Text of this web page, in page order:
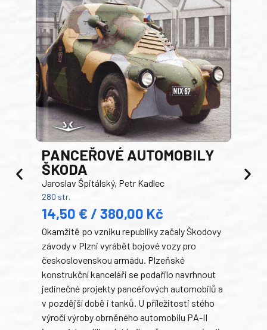
PANCEŘOVÉ AUTOMOBILY
ŠKODA
Jaroslav Špitálský, Petr Kadlec
280 str.
14,50 € / 380,00 Kč
Okamžitě po vzniku republiky začaly Škodovy
závody v Plzni vyrábět bojové vozy pro
československou armádu. Plzeňské
konstrukční kanceláři se podařilo navrhnout
jedinečné projekty pancéřových automobilů a
v pozdější době i tanků. U příležitosti stého
výročí výroby obrněného automobilu PA-II